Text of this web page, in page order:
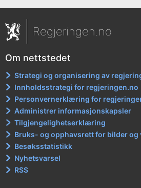
Regjeringen.no
Om nettstedet
Strategi og organisering av
Innholdsstrategi for regjeringen.no
Personvernerklæring for
Administrer informasjonskapsler
Tilgjengelighetserklæring
Bruks- og opphavsrett for bilder og
Besøksstatistikk
Nyhetsvarsel
RSS